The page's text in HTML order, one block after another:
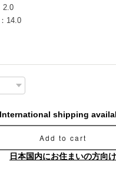
2.0
14.0
International shipping
Add to cart
日本国内にお住まいの方向け